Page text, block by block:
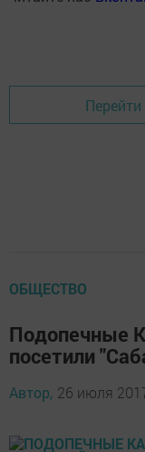
ОБЩЕСТВО
Подопечные
посетили
Автор, 26 июля